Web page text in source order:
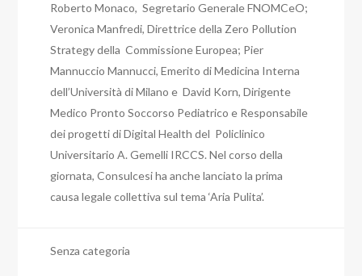
Roberto Monaco, Segretario Generale FNOMCeO;
Veronica Manfredi, Direttrice della Zero Pollution
Strategy della Commissione Europea; Pier
Mannuccio Mannucci, Emerito di Medicina Interna
dell’Università di Milano e David Korn, Dirigente
Medico Pronto Soccorso Pediatrico e Responsabile
dei progetti di Digital Health del Policlinico
Universitario A. Gemelli IRCCS. Nel corso della
giornata, Consulcesi ha anche lanciato la prima
causa legale collettiva sul tema ‘Aria Pulita’.
Senza categoria